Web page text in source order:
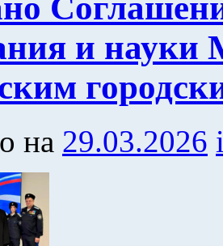
и науки
на 29.03.2026